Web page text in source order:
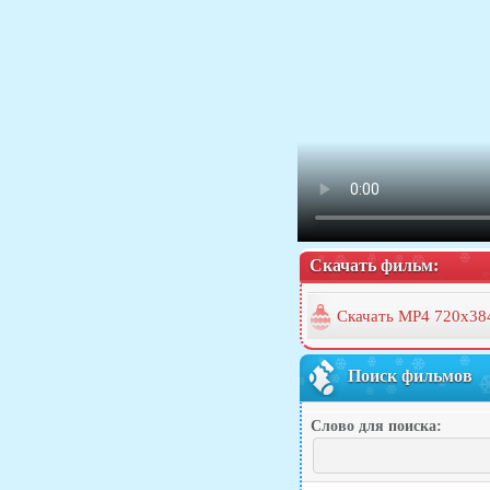
Скачать фильм:
Скачать MP4
Поиск фильмов
Слово для поиска: